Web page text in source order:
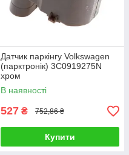
Датчик паркінгу Volkswagen
(парктронік) 3C0919275N
хром
В наявності
527 ₴ 752,86 ₴
Купити